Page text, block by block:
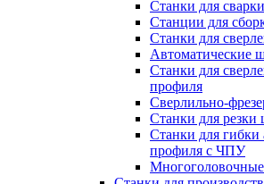
Станки для
Станции для
Станки для
Автоматические
Станки для
профиля
Сверлильно-
Станки для резки
Станки для
профиля с ЧПУ